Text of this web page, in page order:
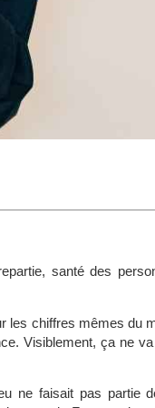
santé des
les chiffres mêmes du
Visiblement, ça ne
ne faisait pas partie